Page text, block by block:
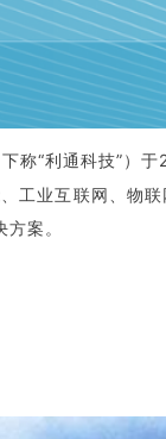
下称“利通科技”）
工业互联网、物
案。